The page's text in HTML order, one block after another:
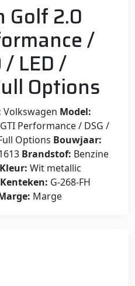
Golf 2.0
/
/ LED /
Options
Volkswagen Model:
Performance / DSG /
Options Bouwjaar:
Brandstof: Benzine
Kleur: Wit metallic
Kenteken: G-268-FH
Marge